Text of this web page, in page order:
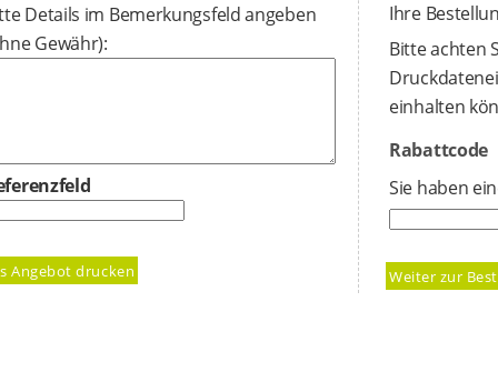
Details im Bemerkungsfeld angeben
Gewähr):
Ihre
Bitte achten
einhalten
Rabattcode
Sie haben